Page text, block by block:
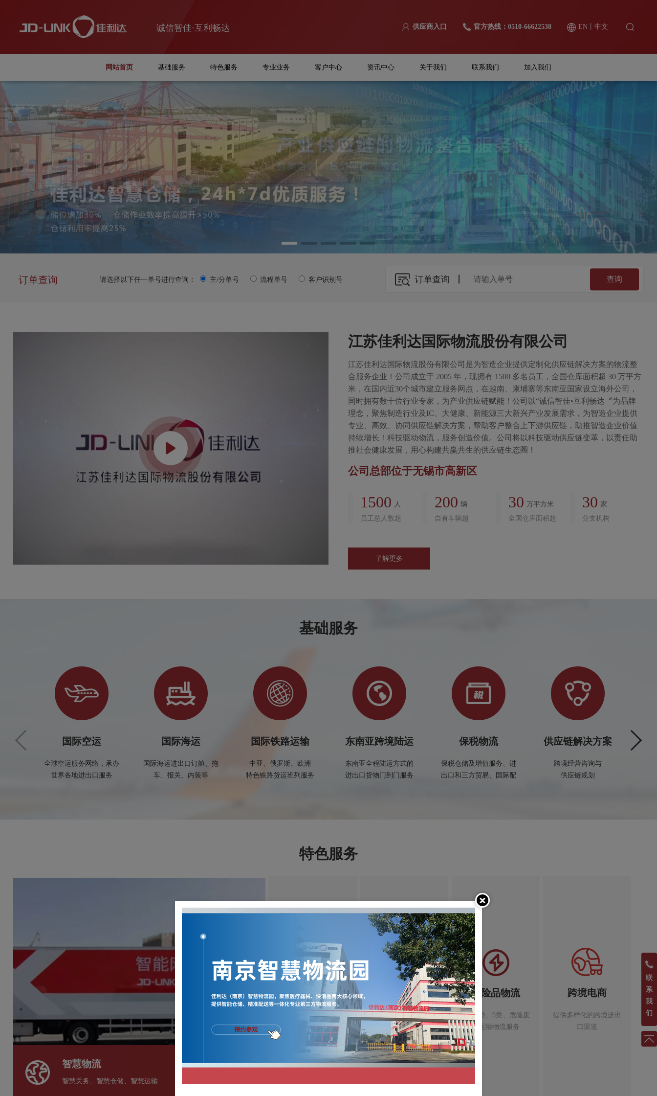
诚信智佳·互利畅达 供应商入口 EN丨 中文
官方热线：0510-66622538
网站首页 基础服务 特色服务 专业业务 客户中心 资讯中心 关于我们 联系我们 加入我们
订单查询 请选择以下任一单号进行查询： 主/分单号 流程单号 客户识别号 订单查询
江苏佳利达国际物流股份有限公司
江苏佳利达国际物流股份有限公司是为智造企业提供定制化供应链解决方案的物流整
合服务企业！公司成立于 2005 年，现拥有 1500 多名员工，全国仓库面积超 30 万平方
米，在国内近30个城市建立服务网点，在越南、柬埔寨等东南亚国家设立海外公司，
同时拥有数十位行业专家，为产业供应链赋能！公司以“诚信智佳•互利畅达〞为品牌
理念，聚焦制造行业及IC、大健康、新能源三大新兴产业发展需求，为智造企业提供
专业、高效、协同供应链解决方案，帮助客户整合上下游供应链，助推智造企业价值
持续增长！科技驱动物流，服务创造价值。公司将以科技驱动供应链变革，以责任助
推社会健康发展，用心构建共赢共生的供应链生态圈！
公司总部位于无锡市高新区
1500 人
员工总人数超
200 辆
自有车辆超
30 万平方米
全国仓库面积超
30 家
分支机构
了解更多
基础服务
国际空运
全球空运服务网络，承办
世界各地进出口服务
国际海运
国际海运进出口订舱、拖
车、报关、内装等
国际铁路运输
中亚、俄罗斯、欧洲
特色铁路货运班列服务
东南亚跨境陆运
东南亚全程陆运方式的
进出口货物门到门服务
保税物流
保税仓储及增值服务、进
出口和三方贸易、国际配
供应链解决方案
跨境经营咨询与
供应链规划
特色服务
智慧物流
智慧关务、智慧仓储、智慧运输
大件物流
专业高效的大件物流运
输团队及丰富的操作经
验。
冷链物流
专注生物医药，高档食
品冷链运输
危险品物流
提供8类、9类、危险废
物运输物流服务
跨境电商
提供多样化的跨境进出
口渠道
联
系
我
们